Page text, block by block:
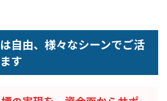
自由、様々なシーンでご活
す